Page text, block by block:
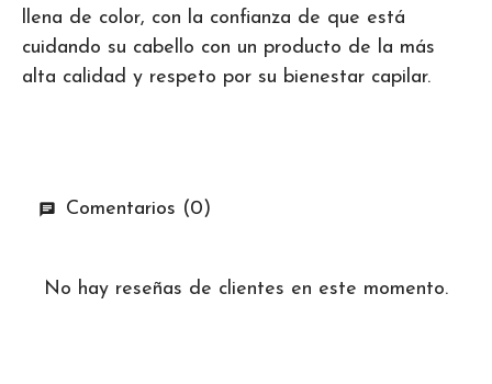
llena de color, con la confianza de que está
cuidando su cabello con un producto de la más
alta calidad y respeto por su bienestar capilar.
Comentarios (0)
No hay reseñas de clientes en este momento.